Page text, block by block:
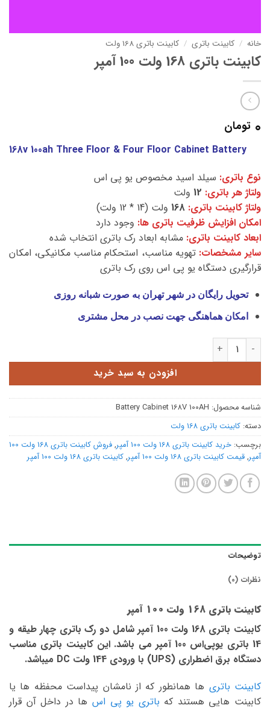
خانه / کابینت باتری / کابینت باتری 168 ولت
کابینت باتری 168 ولت 100 آمپر
0 تومان
168v 100ah Three Floor & Four Floor Cabinet Battery
نوع باتری: سیلد اسید مخصوص یو پی اس
ولتاژ هر باتری: 12 ولت
ولتاژ کابینت باتری: 168 ولت (14 * 12 ولت)
امکان افزایش ظرفیت باتری ها: وجود دارد
ابعاد کابینت باتری: مشابه ابعاد رک باتری انتخاب شده
سایر مشخصات: تهویه مناسب، استحکام مناسب مکانیکی، امکان
قرارگیری دستگاه یو پی اس روی رک باتری
تحویل رایگان در شهر تهران به صورت شبانه روزی
امکان هماهنگی جهت نصب در محل مشتری
کابینت باتری 168 ولت 100 آمپر عدد
افزودن به سبد خرید
شناسه محصول: Battery Cabinet 168V 100AH
دسته: کابینت باتری 168 ولت
برچسب: خرید کابینت باتری 168 ولت 100 آمپر ,
فروش کابینت باتری 168 ولت 100
آمپر, قیمت کابینت باتری 168 ولت 100 آمپر , کابینت باتری 168 ولت 100 آمپر
توضیحات
نظرات (0)
کابینت باتری 168 ولت 100 آمپر
کابینت باتری 168 ولت 100 آمپر شامل دو رک باتری چهار طیقه و
14 باتری یوپی‌اس 100 آمپر می باشد. این کابینت باتری مناسب
دستگاه برق اضطراری (UPS) با ورودی 144 ولت DC میباشد.
کابینت باتری ها همانطور که از نامشان پیداست محفظه ها یا
کابینت هایی هستند که باتری یو پی اس ها در داخل آن قرار